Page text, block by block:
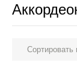
Сортировать